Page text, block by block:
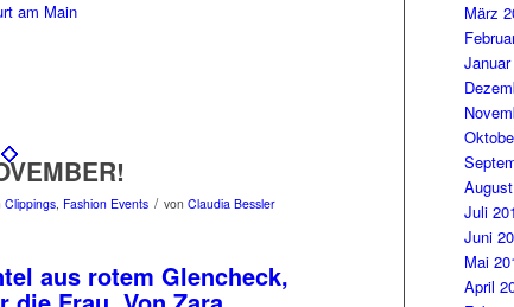
Clippings, Fashion Events / von Claudia Bessler
aus rotem Glencheck,
März
Juli
Juni
Mai
April